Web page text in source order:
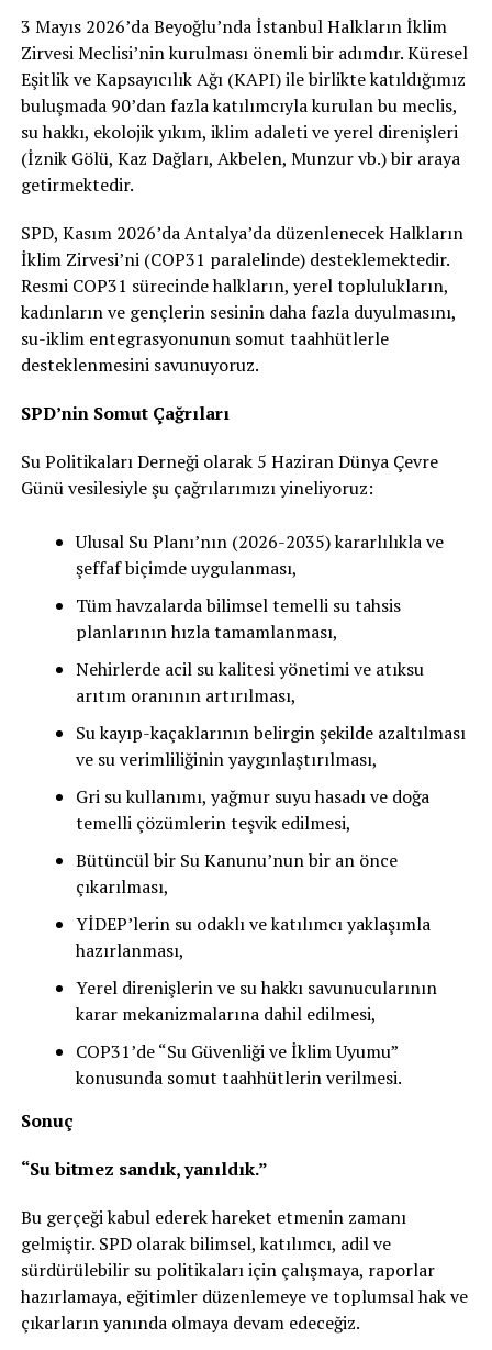
3 Mayıs 2026’da Beyoğlu’nda İstanbul Halkların İklim
Zirvesi Meclisi’nin kurulması önemli bir adımdır. Küresel
Eşitlik ve Kapsayıcılık Ağı (KAPI) ile birlikte katıldığımız
buluşmada 90’dan fazla katılımcıyla kurulan bu meclis,
su hakkı, ekolojik yıkım, iklim adaleti ve yerel direnişleri
(İznik Gölü, Kaz Dağları, Akbelen, Munzur vb.) bir araya
getirmektedir.
SPD, Kasım 2026’da Antalya’da düzenlenecek Halkların
İklim Zirvesi’ni (COP31 paralelinde) desteklemektedir.
Resmi COP31 sürecinde halkların, yerel toplulukların,
kadınların ve gençlerin sesinin daha fazla duyulmasını,
su-iklim entegrasyonunun somut taahhütlerle
desteklenmesini savunuyoruz.
SPD’nin Somut Çağrıları
Su Politikaları Derneği olarak 5 Haziran Dünya Çevre
Günü vesilesiyle şu çağrılarımızı yineliyoruz:
Ulusal Su Planı’nın (2026-2035) kararlılıkla ve
şeffaf biçimde uygulanması,
Tüm havzalarda bilimsel temelli su tahsis
planlarının hızla tamamlanması,
Nehirlerde acil su kalitesi yönetimi ve atıksu
arıtım oranının artırılması,
Su kayıp-kaçaklarının belirgin şekilde azaltılması
ve su verimliliğinin yaygınlaştırılması,
Gri su kullanımı, yağmur suyu hasadı ve doğa
temelli çözümlerin teşvik edilmesi,
Bütüncül bir Su Kanunu’nun bir an önce
çıkarılması,
YİDEP’lerin su odaklı ve katılımcı yaklaşımla
hazırlanması,
Yerel direnişlerin ve su hakkı savunucularının
karar mekanizmalarına dahil edilmesi,
COP31’de “Su Güvenliği ve İklim Uyumu”
konusunda somut taahhütlerin verilmesi.
Sonuç
“Su bitmez sandık, yanıldık.”
Bu gerçeği kabul ederek hareket etmenin zamanı
gelmiştir. SPD olarak bilimsel, katılımcı, adil ve
sürdürülebilir su politikaları için çalışmaya, raporlar
hazırlamaya, eğitimler düzenlemeye ve toplumsal hak ve
çıkarların yanında olmaya devam edeceğiz.